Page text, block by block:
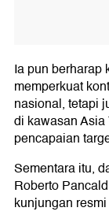
Ia pun berharap
memperkuat
nasional, tetapi
di kawasan
pencapaian
Sementara itu,
Roberto
kunjungan